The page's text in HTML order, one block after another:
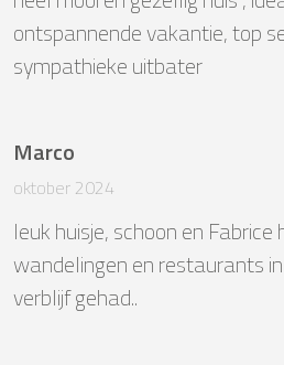
ontspannende vakantie, top
sympathieke uitbater
Marco
oktober 2024
leuk huisje, schoon en
wandelingen en restaurants
verblijf gehad..